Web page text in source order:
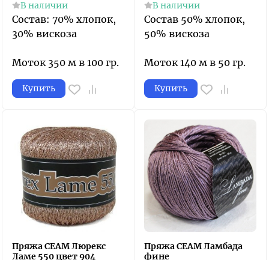
В наличии
Состав: 70% хлопок,
30% вискоза
Моток 350 м в 100 гр.
Купить
В наличии
Состав 50% хлопок,
50% вискоза
Моток 140 м в 50 гр.
Купить
Пряжа СЕАМ Люрекс
Ламе 550 цвет 904
Пряжа СЕАМ Ламбада
фине